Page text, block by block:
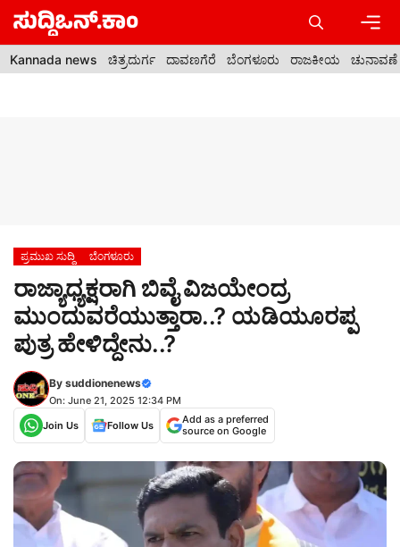
Skip
content
Kannada news ಚಿತ್ರದುರ್ಗ ದಾವಣಗೆರೆ ಬೆಂಗಳೂರು ರಾಜಕೀಯ ಚುನಾವಣೆ
ಪ್ರಮುಖ ಸುದ್ದಿ ಬೆಂಗಳೂರು
ರಾಜ್ಯಾಧ್ಯಕ್ಷರಾಗಿ ಬಿವೈ ವಿಜಯೇಂದ್ರ
ಮುಂದುವರೆಯುತ್ತಾರಾ..? ಯಡಿಯೂರಪ್ಪ
ಪುತ್ರ ಹೇಳಿದ್ದೇನು..?
By suddionenews
On: June 21, 2025 12:34 PM
Join Us
Follow Us
Add as a preferred
source on Google